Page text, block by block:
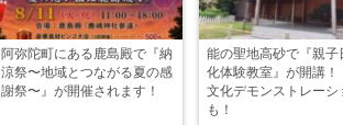
阿弥陀町にある鹿島殿で『納
涼祭〜地域とつながる夏の感
謝祭〜』が開催されます！
能の聖地高砂で『親子
化体験教室』が開講！
文化デモンストレーシ
も！